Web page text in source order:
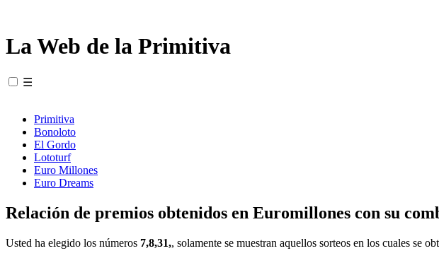
La Web de la Primitiva
☰
Primitiva
Bonoloto
El Gordo
Lototurf
Euro Millones
Euro Dreams
Relación de premios obtenidos en Euromillones con su
Usted ha elegido los números 7,8,31,, solamente se muestran aquellos sorteos en los cuales se